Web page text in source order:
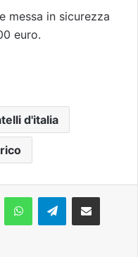
messa in sicurezza
euro.
d'italia
Telegram